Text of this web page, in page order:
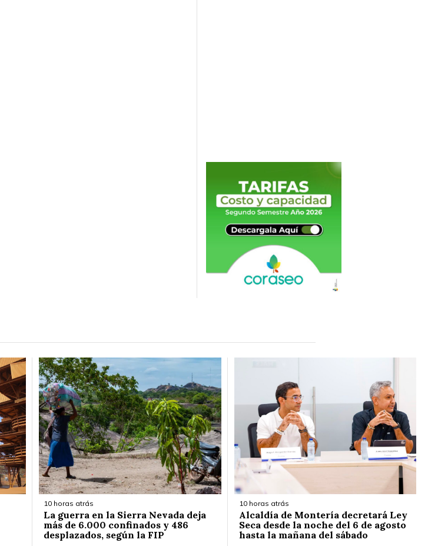
10 horas atrás
La guerra en la Sierra Nevada deja
más de 6.000 confinados y 486
desplazados, según la FIP
10 horas atrás
Alcaldía de Montería decretará Ley
Seca desde la noche del 6 de agosto
hasta la mañana del sábado